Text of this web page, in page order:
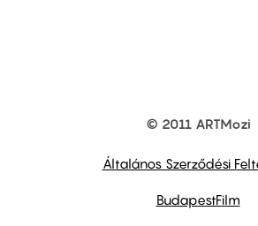
© 2011 ARTMozi
Általános Szerződési
BudapestFilm